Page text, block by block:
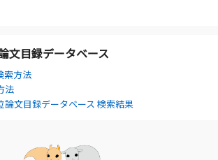
文目録データベース
索方法
法
論文目録データベース 検索結果